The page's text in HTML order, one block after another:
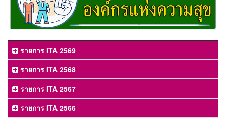
รายการ ITA 2569
รายการ ITA 2568
รายการ ITA 2567
รายการ ITA 2566